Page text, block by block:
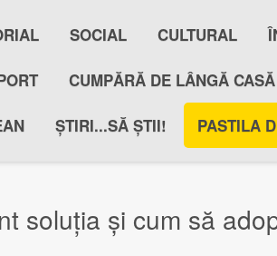
SOCIAL CULTURAL
CUMPĂRĂ DE LÂNGĂ CASĂ
ȘTIRI...SĂ ȘTII! PASTILA
soluția și cum să